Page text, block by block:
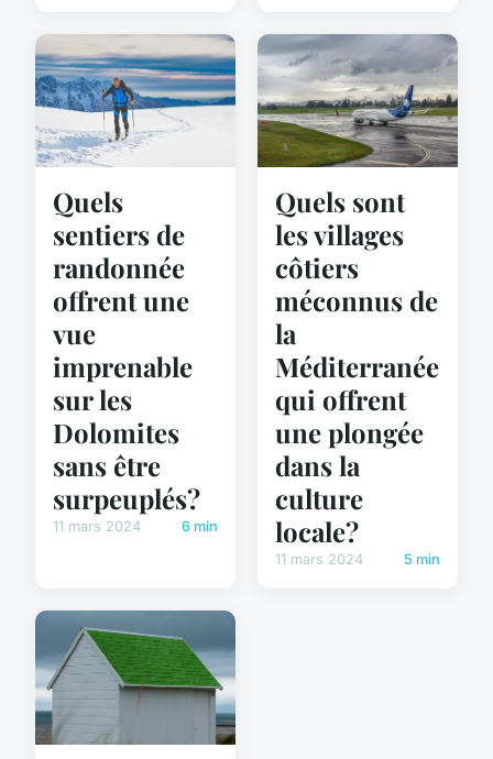
Quels
sentiers de
randonnée
offrent une
vue
imprenable
sur les
Dolomites
sans être
surpeuplés?
11 mars 2024 6 min
Quels sont
les villages
côtiers
méconnus de
la
Méditerranée
qui offrent
une plongée
dans la
culture
locale?
11 mars 2024 5 min